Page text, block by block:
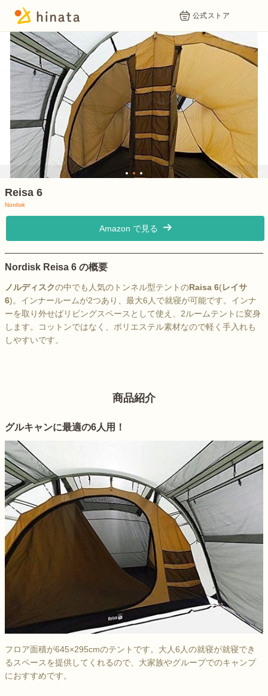
公式ストア
1 2 3
Reisa 6
Nordisk
Amazon で見る
Nordisk Reisa 6 の概要
ノルディスクの中でも人気のトンネル型テントのRaisa 6(レイサ
6)。インナールームが2つあり、最大6人で就寝が可能です。インナ
ーを取り外せばリビングスペースとして使え、2ルームテントに変身
します。コットンではなく、ポリエステル素材なので軽く手入れも
しやすいです。
商品紹介
グルキャンに最適の6人用！
フロア面積が645×295cmのテントです。大人6人の就寝が就寝でき
るスペースを提供してくれるので、大家族やグループでのキャンプ
におすすめです。